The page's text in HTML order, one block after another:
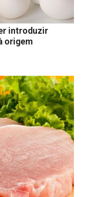
introduzir
origem